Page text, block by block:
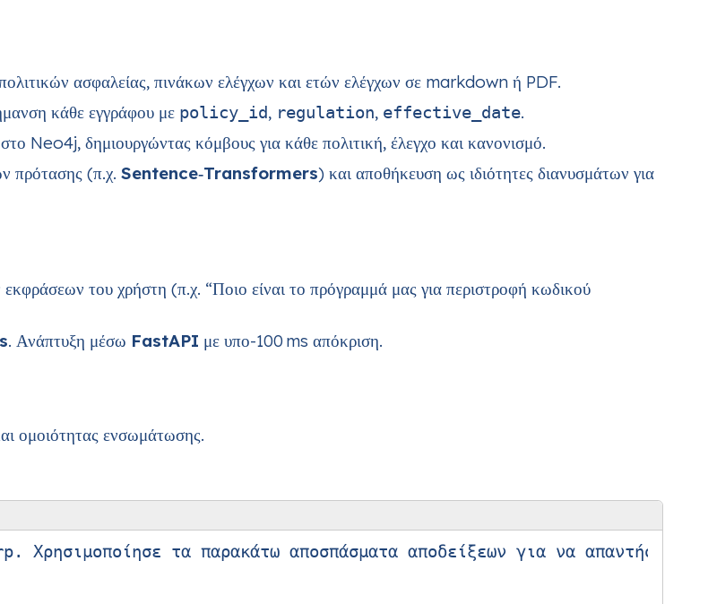
ασφαλείας, πινάκων ελέγχων και ετών ελέγχων σε markdown ή PDF.
κάθε εγγράφου με policy_id, regulation, effective_date.
Neo4j, δημιουργώντας κόμβους για κάθε πολιτική, έλεγχο και κανονισμό.
πρότασης (π.χ. Sentence‑Transformers) και αποθήκευση ως ιδιότητες διανυσμάτων για
του χρήστη (π.χ. “Ποιο είναι το πρόγραμμά μας για περιστροφή κωδικού
. Ανάπτυξη μέσω FastAPI με υπο-100 ms απόκριση.
ομοιότητας ενσωμάτωσης.
Χρησιμοποίησε τα παρακάτω αποσπάσματα αποδείξεων για να απαντήσεις